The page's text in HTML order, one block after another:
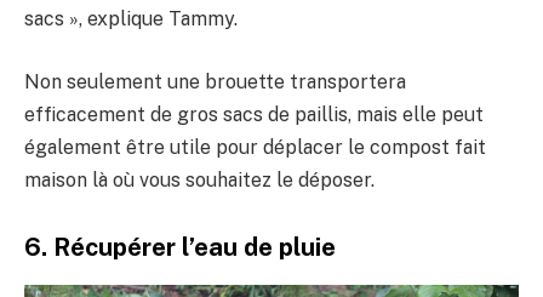
sacs », explique Tammy.
Non seulement une brouette transportera
efficacement de gros sacs de paillis, mais elle peut
également être utile pour déplacer le compost fait
maison là où vous souhaitez le déposer.
6. Récupérer l’eau de pluie